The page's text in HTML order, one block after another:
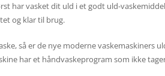
har vasket dit uld i et godt uld-
og klar til brug.
så er de nye moderne vaskemaskiners
har et håndvaskeprogram som ikke